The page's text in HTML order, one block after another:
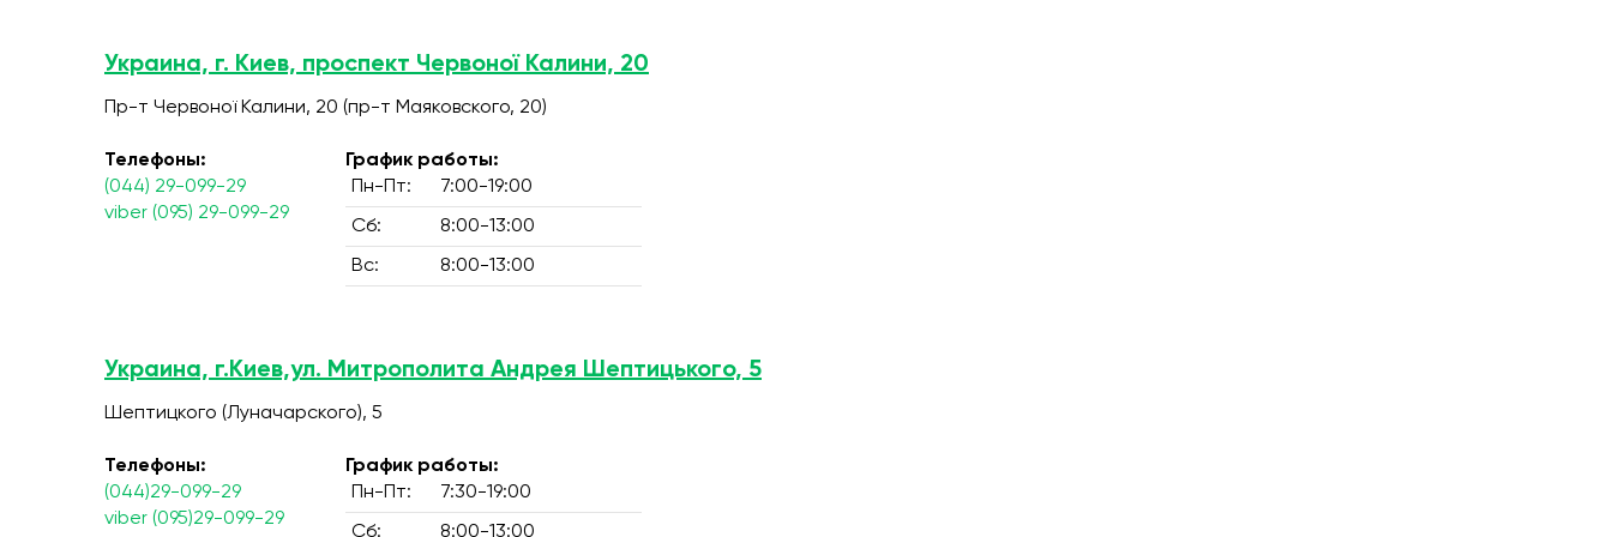
Украина, г. Киев, проспект Червоної Калини, 20
Пр-т Червоної Калини, 20 (пр-т Маяковского, 20)
Телефоны:
(044) 29-099-29
viber (095) 29-099-29
График работы:
Пн-Пт:
7:00-19:00
Сб: 8:00-13:00
Вс: 8:00-13:00
Украина, г.Киев,ул. Митрополита Андрея Шептицького, 5
Шептицкого (Луначарского), 5
Телефоны:
(044)29-099-29
viber (095)29-099-29
График работы:
Пн-Пт:
7:30-19:00
Сб: 8:00-13:00